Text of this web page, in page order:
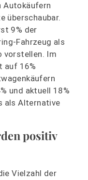
Autokäufern
überschaubar.
9% der
Fahrzeug als
vorstellen. Im
auf 16%
und aktuell 18%
als Alternative
positiv
Vielzahl der